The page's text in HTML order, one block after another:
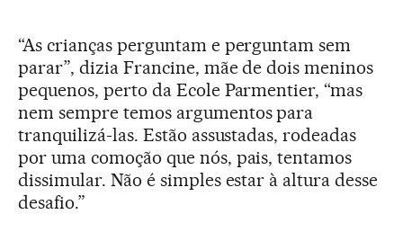
“As crianças perguntam e perguntam sem
parar”, dizia Francine, mãe de dois meninos
pequenos, perto da Ecole Parmentier, “mas
nem sempre temos argumentos para
tranquilizá-las. Estão assustadas, rodeadas
por uma comoção que nós, pais, tentamos
dissimular. Não é simples estar à altura desse
desafio.”